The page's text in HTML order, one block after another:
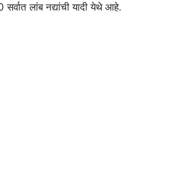
लांब नद्यांची यादी येथे आहे.